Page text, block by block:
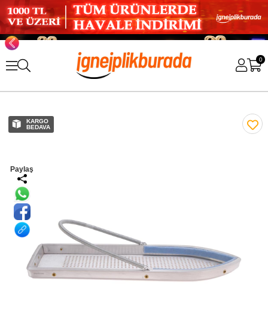
0
KARGO
BEDAVA
Paylaş